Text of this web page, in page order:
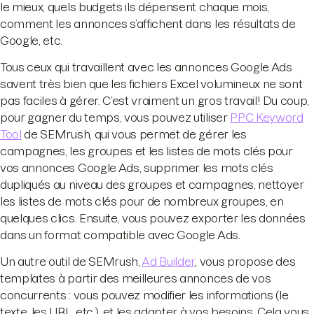
le mieux, quels budgets ils dépensent chaque mois,
comment les annonces s’affichent dans les résultats de
Google, etc.
Tous ceux qui travaillent avec les annonces Google Ads
savent très bien que les fichiers Excel volumineux ne sont
pas faciles à gérer. C’est vraiment un gros travail ! Du coup,
pour gagner du temps, vous pouvez utiliser PPC Keyword
Tool de SEMrush, qui vous permet de gérer les
campagnes, les groupes et les listes de mots clés pour
vos annonces Google Ads, supprimer les mots clés
dupliqués au niveau des groupes et campagnes, nettoyer
les listes de mots clés pour de nombreux groupes, en
quelques clics. Ensuite, vous pouvez exporter les données
dans un format compatible avec Google Ads.
Un autre outil de SEMrush, Ad Builder, vous propose des
templates à partir des meilleures annonces de vos
concurrents : vous pouvez modifier les informations (le